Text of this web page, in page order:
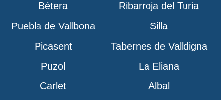
Bétera
Ribarroja del Turia
Puebla de Vallbona
Silla
Picasent
Tabernes de Valldigna
Puzol
La Eliana
Carlet
Albal